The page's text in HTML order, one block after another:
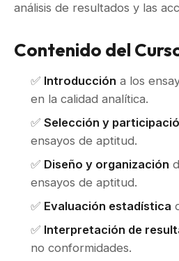
análisis de resultados y las
Contenido del
✅ Introducción a los
en la calidad analítica.
✅ Selección y
ensayos de aptitud.
✅ Diseño y organización
ensayos de aptitud.
✅ Evaluación estadística
✅ Interpretación de
no conformidades.